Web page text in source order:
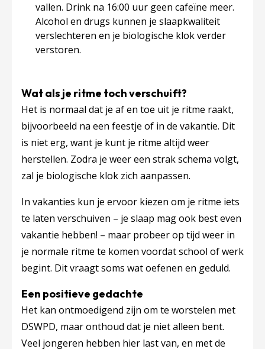
vallen. Drink na 16:00 uur geen cafeïne meer.
Alcohol en drugs kunnen je slaapkwaliteit
verslechteren en je biologische klok verder
verstoren.
Wat als je ritme toch verschuift?
Het is normaal dat je af en toe uit je ritme raakt,
bijvoorbeeld na een feestje of in de vakantie. Dit
is niet erg, want je kunt je ritme altijd weer
herstellen. Zodra je weer een strak schema volgt,
zal je biologische klok zich aanpassen.
In vakanties kun je ervoor kiezen om je ritme iets
te laten verschuiven – je slaap mag ook best even
vakantie hebben! – maar probeer op tijd weer in
je normale ritme te komen voordat school of werk
begint. Dit vraagt soms wat oefenen en geduld.
Een positieve gedachte
Het kan ontmoedigend zijn om te worstelen met
DSWPD, maar onthoud dat je niet alleen bent.
Veel jongeren hebben hier last van, en met de